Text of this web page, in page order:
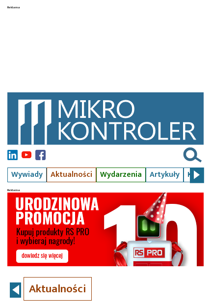
Wywiady Aktualności Wydarzenia Artykuły Kursy
Aktualności